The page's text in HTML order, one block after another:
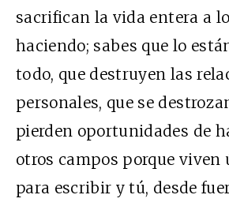
sacrifican la vida entera a
haciendo; sabes que lo
todo, que destruyen las
personales, que se
pierden oportunidades de
otros campos porque viven
para escribir y tú, desde